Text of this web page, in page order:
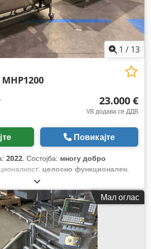
1 / 13
MHP1200
23.000 €
VB додава се ДДВ
Повикајте
2022, Состојба: многу добро
целосно функционален,
TC00040812
Мал оглас